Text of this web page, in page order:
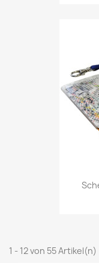
1 - 12 von 55 Artikel(n)